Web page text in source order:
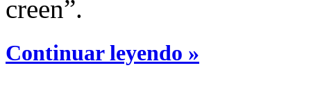
creen”.
Continuar leyendo »